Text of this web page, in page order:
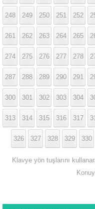
248 249 250 251 252
261 262 263 264 265
274 275 276 277 278
287 288 289 290 291
300 301 302 303 304
313 314 315 316 317
326 327 328 329 330
Klavye yön tuşlarını